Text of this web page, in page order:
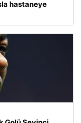
hastaneye